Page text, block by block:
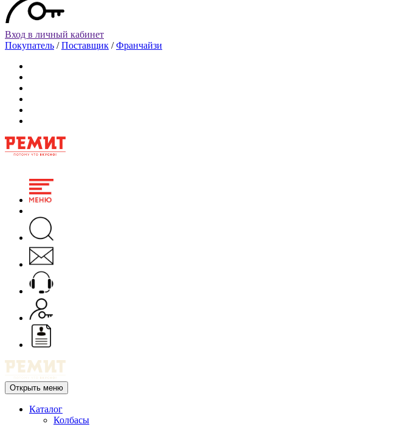
Вход в личный кабинет
Покупатель /Поставщик /Франчайзи
Открыть меню
Каталог
Колбасы